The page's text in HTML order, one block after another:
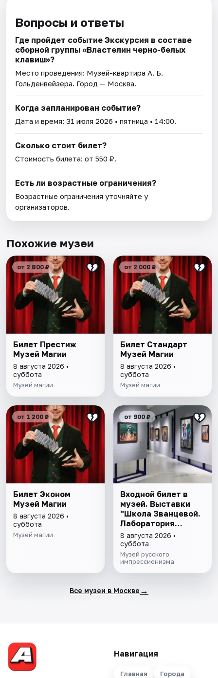
Вопросы и ответы
Где пройдет событие Экскурсия в составе
сборной группы «Властелин черно-белых
клавиш»?
Место проведения: Музей-квартира А. Б.
Гольденвейзера. Город — Москва.
Когда запланирован событие?
Дата и время:31 июля 2026 • пятница • 14:00.
Сколько стоит билет?
Стоимость билета: от 550 ₽.
Есть ли возрастные ограничения?
Возрастные ограничения уточняйте у
организаторов.
Похожие музеи
от 2 800 ₽
Билет Престиж
Музей Магии
8 августа 2026 •
суббота
Музей магии
от 2 000 ₽
Билет Стандарт
Музей Магии
8 августа 2026 •
суббота
Музей магии
от 1 200 ₽
Билет Эконом
Музей Магии
8 августа 2026 •
суббота
Музей магии
от 900 ₽
Входной билет в
музей. Выставки
"Школа Званцевой.
Лаборатория
модернизма" и
"Хрупкие причуды:
от кондитерской к
музею"
8 августа 2026 •
суббота
Музей русского
импрессионизма
Все музеи в Москве →
Навигация
Главная Города